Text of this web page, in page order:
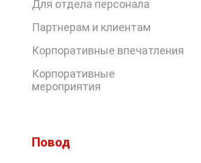
Для отдела персонала
Партнерам и клиентам
Корпоративные впечатления
Корпоративные
мероприятия
Повод